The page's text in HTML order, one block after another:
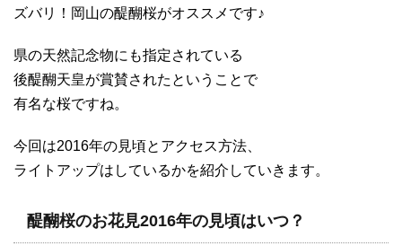
ズバリ！岡山の醍醐桜がオススメです♪
県の天然記念物にも指定されている
後醍醐天皇が賞賛されたということで
有名な桜ですね。
今回は2016年の見頃とアクセス方法、
ライトアップはしているかを紹介していきます。
醍醐桜のお花見2016年の見頃はいつ？